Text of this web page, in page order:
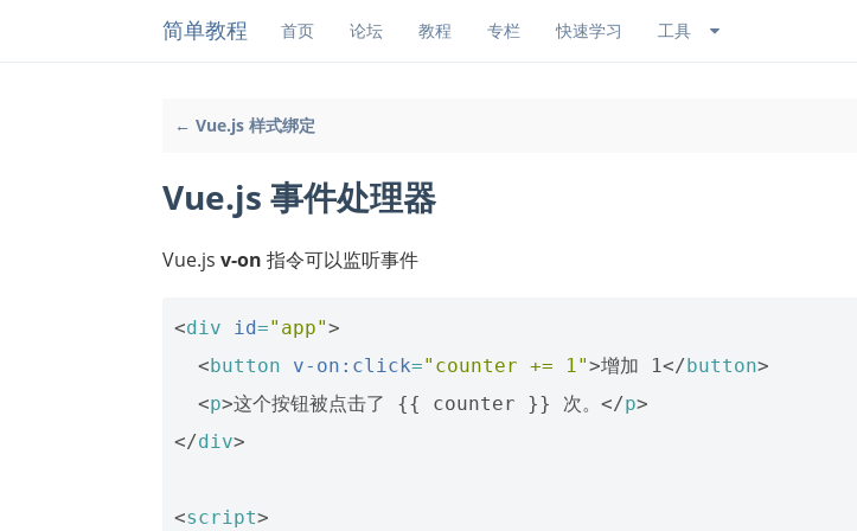
简单教程 首页 论坛 教程 专栏 快速学习 工具
← Vue.js 样式绑定
Vue.js 事件处理器
Vue.js v-on 指令可以监听事件
<div id="app">
<button v-on:click="counter += 1">增加 1 </button>
<p>这个按钮被点击了 {{ counter }} 次。 </p>
</div>
<script>